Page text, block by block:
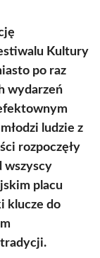
Kultury
po raz
wydarzeń
ludzie z
rozpoczęły
wszyscy
placu
klucze do